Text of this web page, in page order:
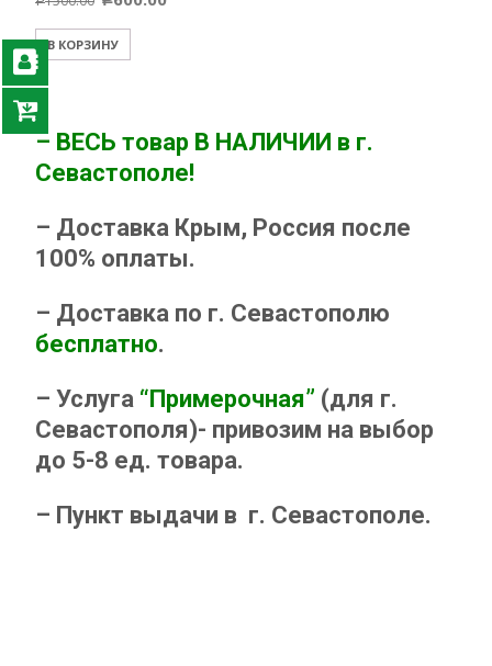
В КОРЗИНУ
– ВЕСЬ товар В НАЛИЧИИ в г.
Севастополе!
– Доставка Крым, Россия после
100% оплаты.
– Доставка по г. Севастополю
бесплатно.
– Услуга “Примерочная” (для г.
Севастополя)- привозим на выбор
до 5-8 ед. товара.
– Пункт выдачи в г. Севастополе.